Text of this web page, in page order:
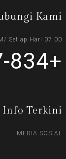
Kami
07:00 AM - 12:00 AM/ Setiap Hari
+6017-834 0393
Info Terkini
MEDIA SOSIAL